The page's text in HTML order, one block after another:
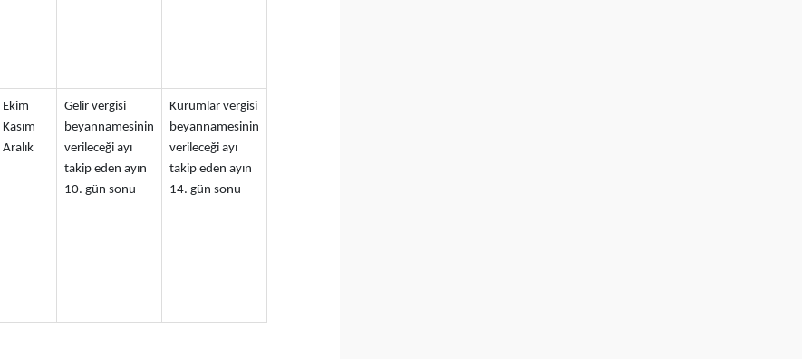
Ekim
Kasım
Aralık
Gelir vergisi
beyannamesinin
verileceği ayı
takip eden ayın
10. gün sonu
Kurumlar vergisi
beyannamesinin
verileceği ayı
takip eden ayın
14. gün sonu